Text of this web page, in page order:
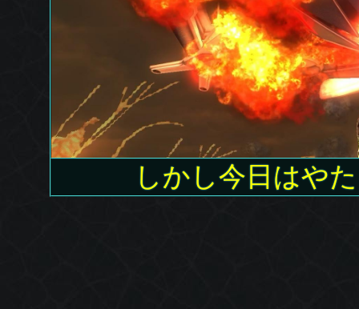
しかし今日はや